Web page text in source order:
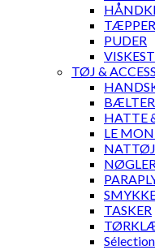
PUDER
TØJ &
BÆLTER
HATTE
LE
NATTØJ
TASKER